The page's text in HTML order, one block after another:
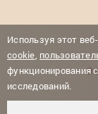
Используя этот
cookie,
функционирования
исследований.